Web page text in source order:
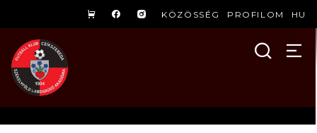
KÖZÖSSÉG PROFILOM HU